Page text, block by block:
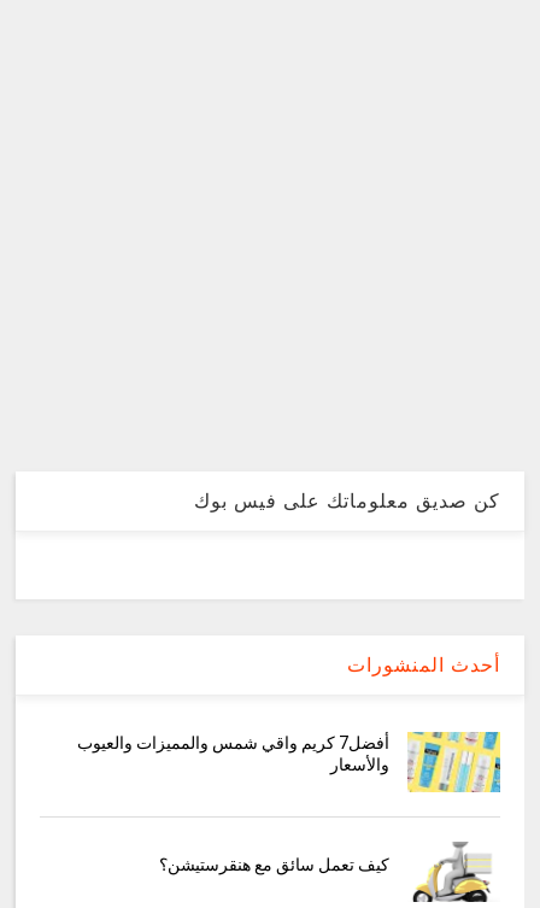
كن صديق معلوماتك على فيس بوك
أحدث المنشورات
أفضل7 كريم واقي شمس والمميزات والعيوب
والأسعار
كيف تعمل سائق مع هنقرستيشن؟